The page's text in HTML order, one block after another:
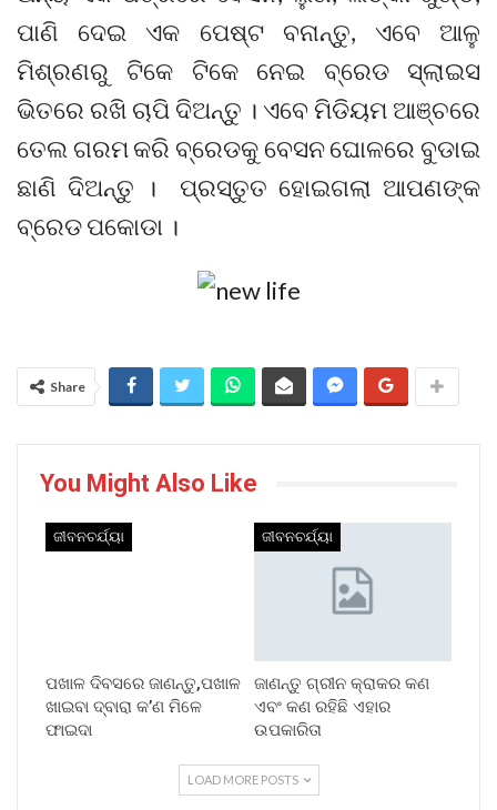
ପାଣି ଦେଇ ଏକ ପେଷ୍ଟ ବନାନ୍ତୁ, ଏବେ ଆଳୁ
ମିଶ୍ରଣରୁ ଟିକେ ଟିକେ ନେଇ ବ୍ରେଡ ସ୍ଲାଇସ
ଭିତରେ ରଖି ଚାପି ଦିଅନ୍ତୁ । ଏବେ ମିଡିୟମ ଆଞ୍ଚରେ
ତେଲ ଗରମ କରି ବ୍ରେଡକୁ ବେସନ ଘୋଳରେ ବୁଡାଇ
ଛାଣି ଦିଅନ୍ତୁ । ପ୍ରସ୍ତୁତ ହୋଇଗଲା ଆପଣଙ୍କ
ବ୍ରେଡ ପକୋଡା ।
Share
You Might Also Like
ଜୀବନଚର୍ଯ୍ୟା
ପଖାଳ ଦିବସରେ ଜାଣନ୍ତୁ,ପଖାଳ
ଖାଇବା ଦ୍ବାରା କ’ଣ ମିଳେ
ଫାଇଦା
ଜୀବନଚର୍ଯ୍ୟା
ଜାଣନ୍ତୁ ଗ୍ରୀନ କ୍ରାକର କଣ
ଏବଂ କଣ ରହିଛି ଏହାର
ଉପକାରିତା
LOAD MORE POSTS